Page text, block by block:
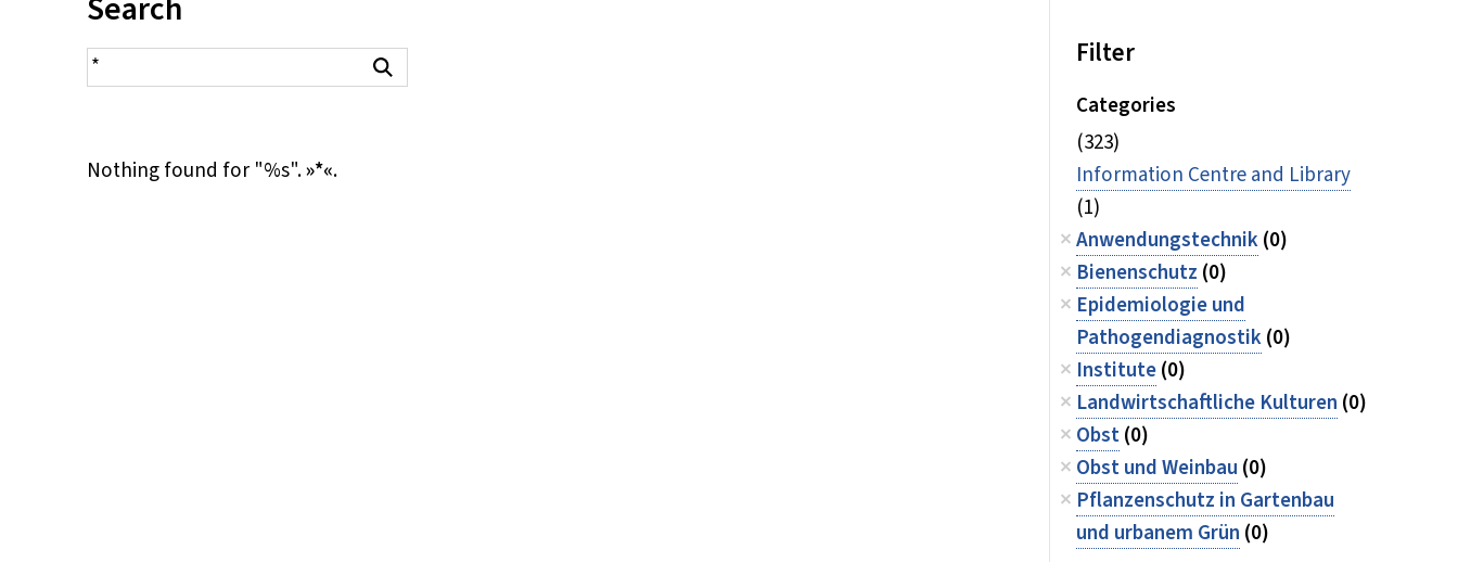
search result
Nothing found for "%s".»*«.
Filter
Categories
(323)
Information Centre and Library
(1)
Anwendungstechnik(0)
Bienenschutz (0)
Epidemiologie und
Pathogendiagnostik(0)
Institute(0)
Landwirtschaftliche Kulturen (0)
Obst(0)
Obst und Weinbau (0)
Pflanzenschutz in Gartenbau
und urbanem Grün (0)